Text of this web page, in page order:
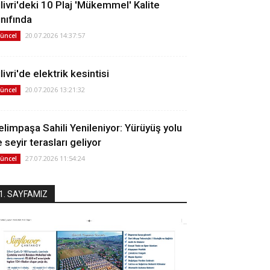
10 Plaj 'Mükemmel' Kalite
20.07.2026 14:37:57
elektrik kesintisi
20.07.2026 13:21:32
Sahili Yenileniyor: Yürüyüş yolu
seyir terasları geliyor
27.07.2026 11:54:24
1. SAYFAMIZ